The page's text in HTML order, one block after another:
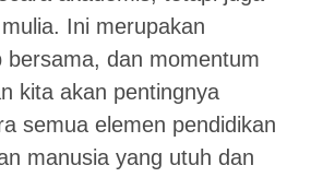
Ini merupakan
bersama, dan momentum
kita akan pentingnya
semua elemen pendidikan
manusia yang utuh dan